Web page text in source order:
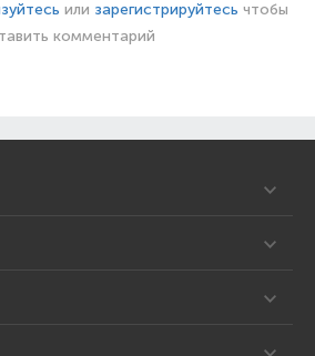
или зарегистрируйтесь чтобы
комментарий